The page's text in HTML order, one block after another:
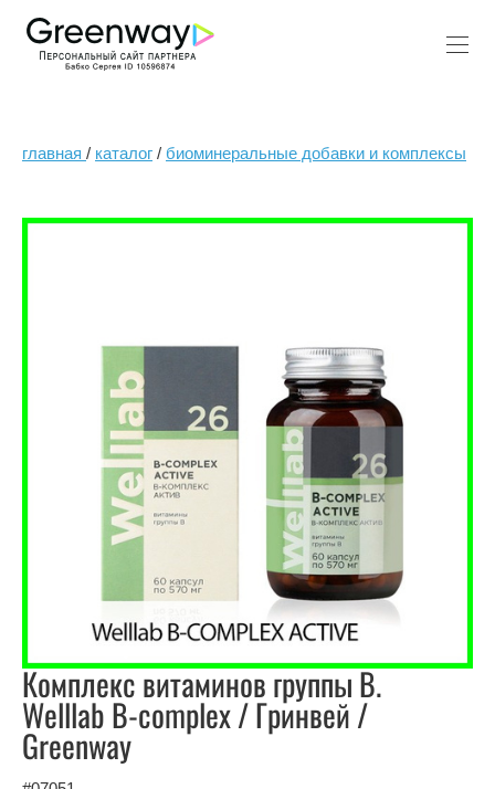
главная / каталог / биоминеральные добавки и комплексы
Комплекс витаминов группы B.
Welllab B-complex / Гринвей /
Greenway